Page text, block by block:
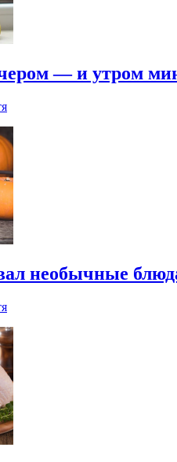
— и утром
необычные